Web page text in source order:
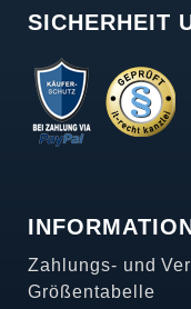
SICHERHEIT
Zahlungs- und
Größentabelle